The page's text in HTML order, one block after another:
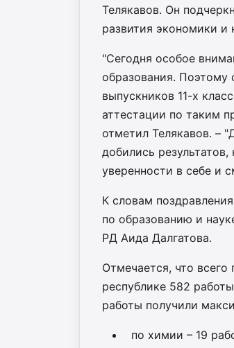
Телякавов. Он
развития экономики и
"Сегодня особое
образования. Поэтому
выпускников 11-х
аттестации по таким
отметил Телякавов. –
добились
уверенности в себе и
К словам
по образованию и
РД Аида Далгатова.
Отмечается, что всего
республике 582
работы получили
по химии – 19